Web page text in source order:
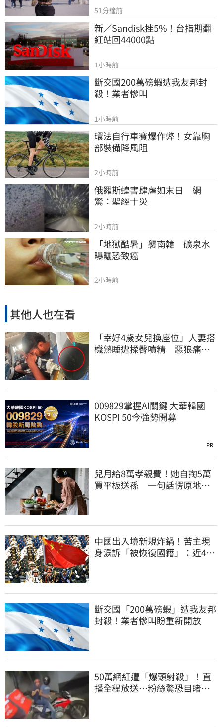
51分鐘前
新／Sandisk挫5%！台指期翻
紅站回44000點
1小時前
斷交國200萬磅蝦遭我友邦封
殺！業者慘叫
1小時前
環法自行車賽爆作弊！女靠胸
部裝備降風阻
2小時前
俄羅斯蝗害肆虐如末日　網
驚：聖經十災
2小時前
「地獄酷暑」襲南韓　礦泉水
曝曬恐致癌
2小時前
其他人也在看
「幸好4歲女兒換座位」人妻搭
機熟睡遭揉臀噴精 惡狼痛哭
009829掌握AI關鍵 大華韓國
KOSPI 50今強勢開募
PR
兒月給8萬孝親費！她自掏5萬
買平板送孫 一句話愣原地
中國出入境新規炸鍋！苦主現
身淚訴「被恢復國籍」：近4億
斷交國「200萬磅蝦」遭我友邦
封殺！業者慘叫盼重新開放
50萬網紅遭「爆頭射殺」！直
播全程放送…粉絲驚恐目睹慘